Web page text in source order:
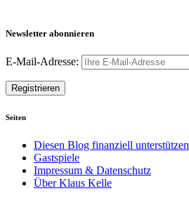
Newsletter abonnieren
E-Mail-Adresse:
Seiten
Diesen Blog finanziell unterstützen
Gastspiele
Impressum & Datenschutz
Über Klaus Kelle